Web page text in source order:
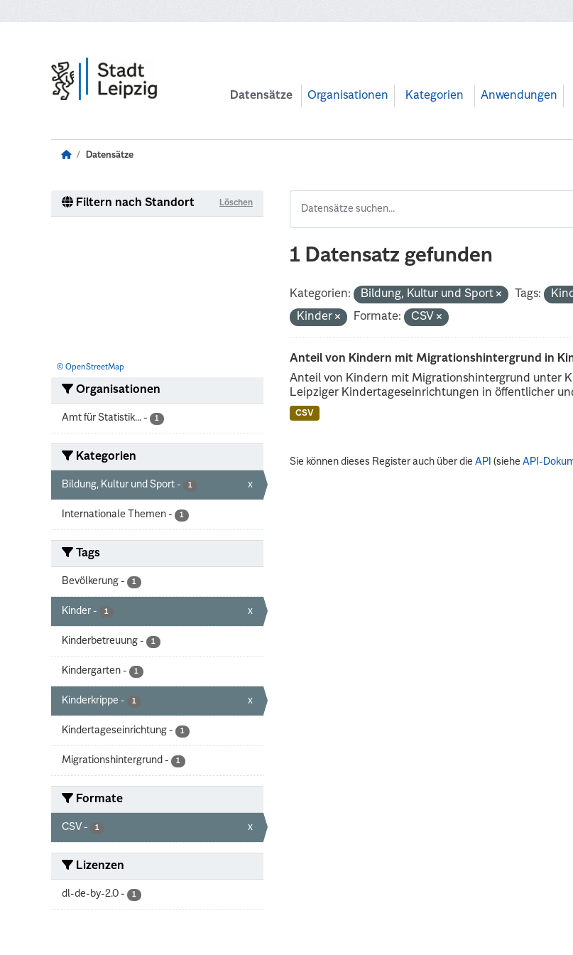
Datensätze Organisationen Kategorien Anwendungen
Datensätze
Filtern nach Standort Löschen
© OpenStreetMap
Organisationen
Amt für Statistik... - 1
Kategorien
Bildung, Kultur und Sport - 1 x
Internationale Themen - 1
Tags
Bevölkerung - 1
Kinder - 1 x
Kinderbetreuung - 1
Kindergarten - 1
Kinderkrippe - 1 x
Kindertageseinrichtung - 1
Migrationshintergrund - 1
Formate
CSV - 1 x
Lizenzen
dl-de-by-2.0 - 1
1 Datensatz gefunden
Kategorien: Bildung, Kultur und Sport Tags:
Kinder
Formate: CSV
Anteil von Kindern mit Migrationshintergrund in
Anteil von Kindern mit Migrationshintergrund unter
Leipziger Kindertageseinrichtungen in öffentlicher
CSV
Sie können dieses Register auch über dieAPI (sieheAPI-